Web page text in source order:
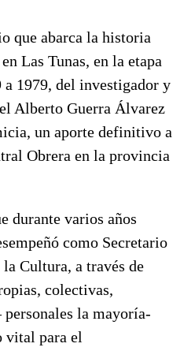
que abarca la historia
Las Tunas, en la etapa
a 1979, del investigador y
Alberto Guerra Álvarez
un aporte definitivo a
Obrera en la provincia
durante varios años
como Secretario
Cultura, a través de
colectivas,
la mayoría-
vital para el